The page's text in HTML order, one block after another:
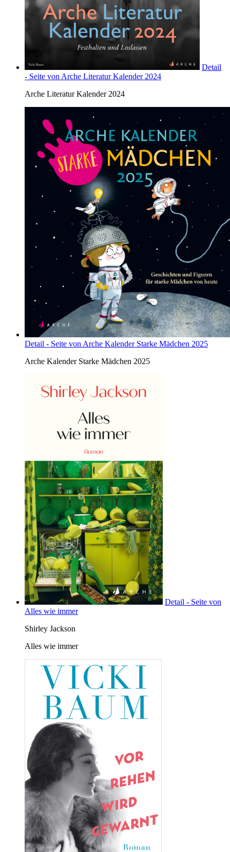
Detail
- Seite von Arche Literatur Kalender 2024
Arche Literatur Kalender 2024
Detail - Seite von Arche Kalender Starke Mädchen 2025
Arche Kalender Starke Mädchen 2025
Detail - Seite von
Alles wie immer
Shirley Jackson
Alles wie immer